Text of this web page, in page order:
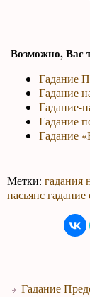
Возможно, Вас
Гадание
Гадание
Гадание-
Гадание
Гадание
Метки:гадания
пасьянс
Гадание